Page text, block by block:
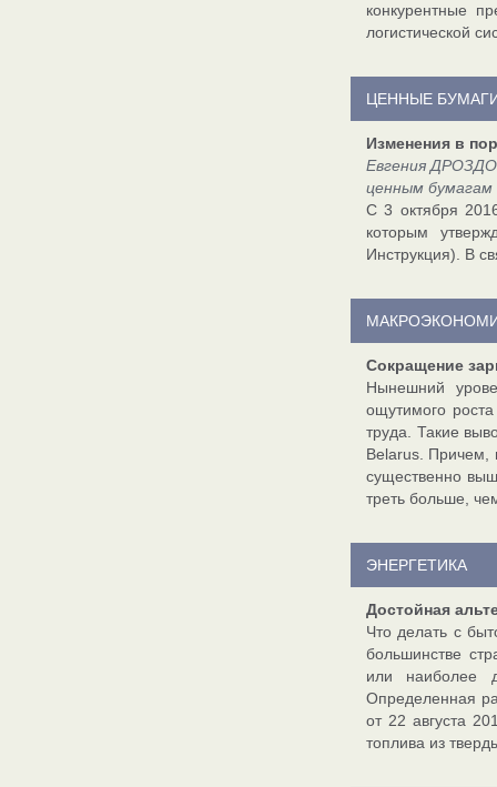
конкурентные
логистической
ЦЕННЫЕ
Изменения в
Евгения
ценным
С 3 октября
которым
Инструкция). В
Сокращение
Нынешний
ощутимого
труда. Такие
Belarus. Причем,
существенно
треть больше,
ЭНЕРГЕТИКА
Достойная
Что делать с
большинстве
или наиболее
Определенная
от 22 августа
топлива из